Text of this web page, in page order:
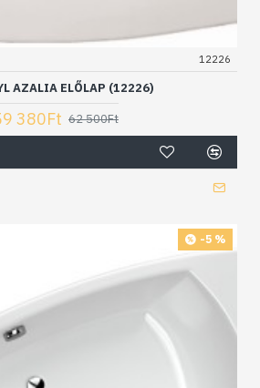
12226
AZALIA ELŐLAP (12226)
380Ft 62 500Ft
-5 %